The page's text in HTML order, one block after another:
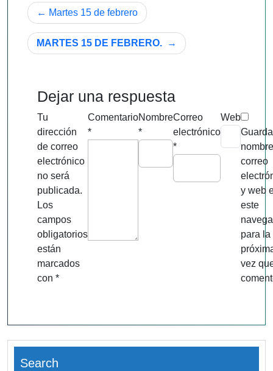
Navegación
de
entradas
Martes 15 de febrero
MARTES 15 DE FEBRERO.
Dejar una respuesta
Tu
dirección
de correo
electrónico
no será
publicada.
Los
campos
obligatorios
están
marcados
con *
Comentario
*
Nombre
*
Correo
electrónico
*
Web
correo
y web
este
para la
vez
Search